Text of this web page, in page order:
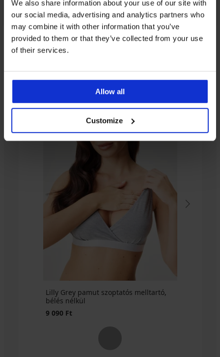
We also share information about your use of our site with
our social media, advertising and analytics partners who
may combine it with other information that you’ve
provided to them or that they’ve collected from your use
of their services.
Allow all
Customize
Ugyanebből a kollekcióból
Lilly Grey pamut szoptatós melltartó,
bélés nélkül
9 090 Ft